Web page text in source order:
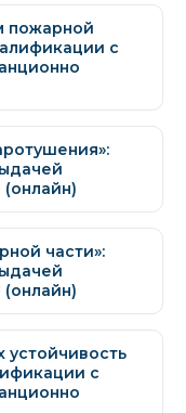
пожарной
с
части»:
устойчивость
с